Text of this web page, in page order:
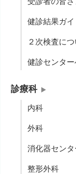
健診結果ガイ
２次検査に
健診センタ
診療科
内科
外科
消化器センタ
整形外科